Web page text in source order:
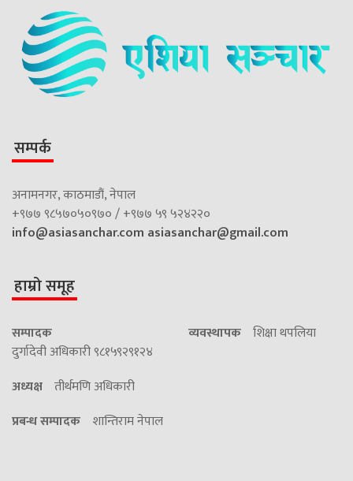
सम्पर्क
अनामनगर, काठमाडौं, नेपाल
+९७७ ९८५७०५०९७० / +९७७ ५९ ५२४२२०
info@asiasanchar.com asiasanchar@gmail.com
हाम्रो समूह
सम्पादक
दुर्गादेवी अधिकारी ९८१५९२९१२४
व्यवस्थापक शिक्षा थपलिया
अध्यक्ष तीर्थमणि अधिकारी
प्रबन्ध सम्पादक शान्तिराम नेपाल